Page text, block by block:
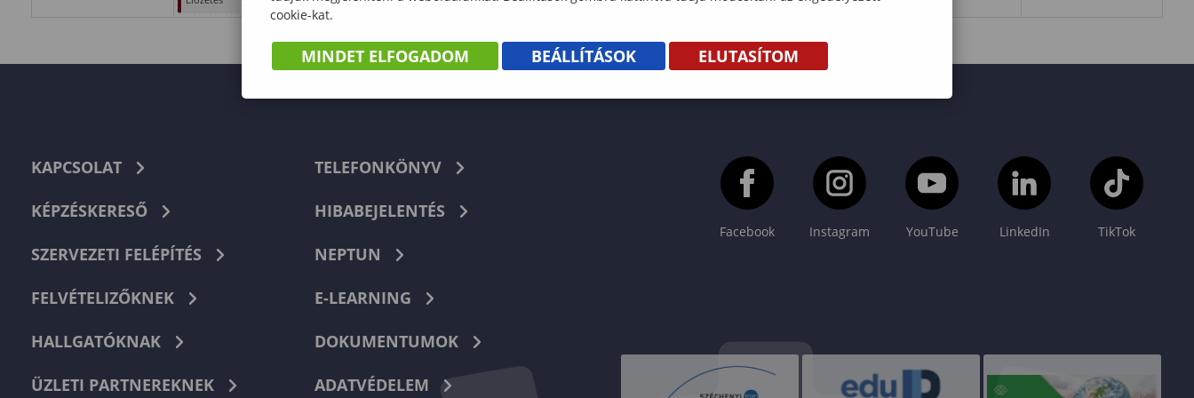
tárgyválasztás
KAPCSOLAT
KÉPZÉSKERESŐ
SZERVEZETI FELÉPÍTÉS
FELVÉTELIZŐKNEK
HALLGATÓKNAK
ÜZLETI PARTNEREKNEK
TELEFONKÖNYV
HIBABEJELENTÉS
NEPTUN
E-LEARNING
DOKUMENTUMOK
ADATVÉDELEM
Facebook Instagram YouTube LinkedIn TikTok
cookie-kat.
MINDET ELFOGADOM BEÁLLÍTÁSOK ELUTASÍTOM